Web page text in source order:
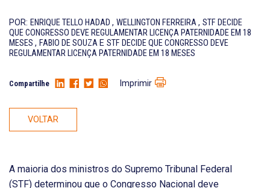
POR: ENRIQUE TELLO HADAD , WELLINGTON FERREIRA, STF DECIDE
QUE CONGRESSO DEVE REGULAMENTAR LICENÇA PATERNIDADE EM 18
MESES , FABIO DE SOUZA E STF DECIDE QUE CONGRESSO DEVE
REGULAMENTAR LICENÇA PATERNIDADE EM 18 MESES
Compartilhe Imprimir
VOLTAR
A maioria dos ministros do Supremo Tribunal Federal
(STF) determinou que o Congresso Nacional deve